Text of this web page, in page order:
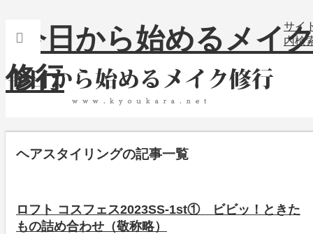
サイ
内検
ヘアスタイリングの記事一覧
ロフト コスフェス2023SS-1st① ビビッ！ときた
もの詰め合わせ（敬称略）